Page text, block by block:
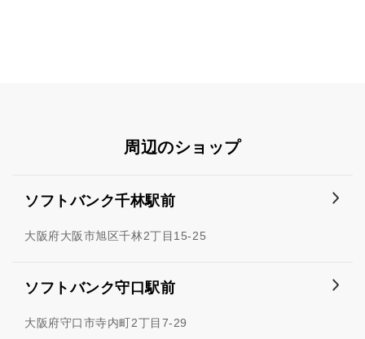
周辺のショップ
ソフトバンク千林駅前
大阪府大阪市旭区千林2丁目15-25
ソフトバンク守口駅前
大阪府守口市寺内町2丁目7-29